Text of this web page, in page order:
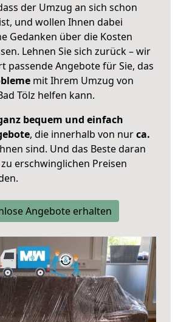
der Umzug an sich schon
und wollen Ihnen dabei
Gedanken über die Kosten
Lehnen Sie sich zurück – wir
passende Angebote für Sie, das
mit Ihrem Umzug von
Tölz helfen kann.
bequem und einfach
, die innerhalb von nurca.
sind. Und das Beste daran
erschwinglichen Preisen
Angebote erhalten